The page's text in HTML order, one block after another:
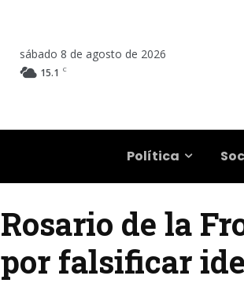
sábado 8 de agosto de 2026
15.1 C
Política
Rosario de la
por falsificar